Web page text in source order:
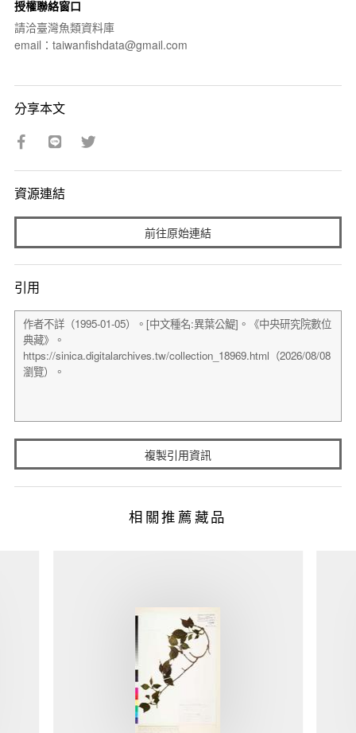
授權聯絡窗口
請洽臺灣魚類資料庫
email：taiwanfishdata@gmail.com
分享本文
資源連結
前往原始連結
引用
複製引用資訊
相關推薦藏品